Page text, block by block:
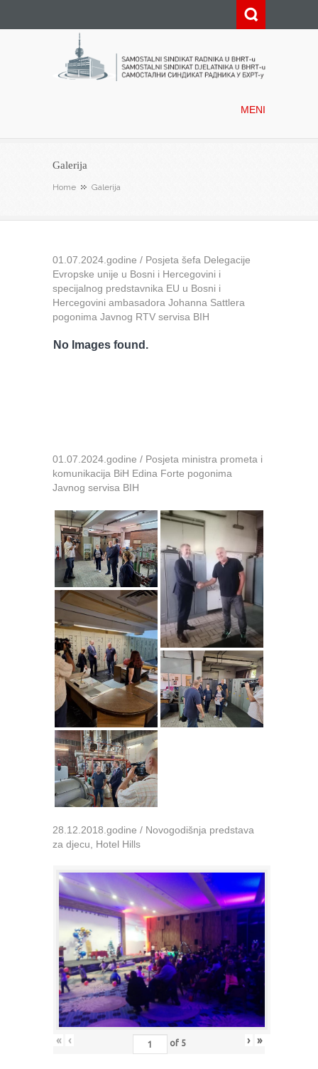
MENI
Galerija
Home Galerija
01.07.2024.godine / Posjeta šefa Delegacije
Evropske unije u Bosni i Hercegovini i
specijalnog predstavnika EU u Bosni i
Hercegovini ambasadora Johanna Sattlera
pogonima Javnog RTV servisa BIH
No Images found.
01.07.2024.godine / Posjeta ministra prometa i
komunikacija BiH Edina Forte pogonima
Javnog servisa BIH
28.12.2018.godine / Novogodišnja predstava
za djecu, Hotel Hills
« ‹ of 5 › »